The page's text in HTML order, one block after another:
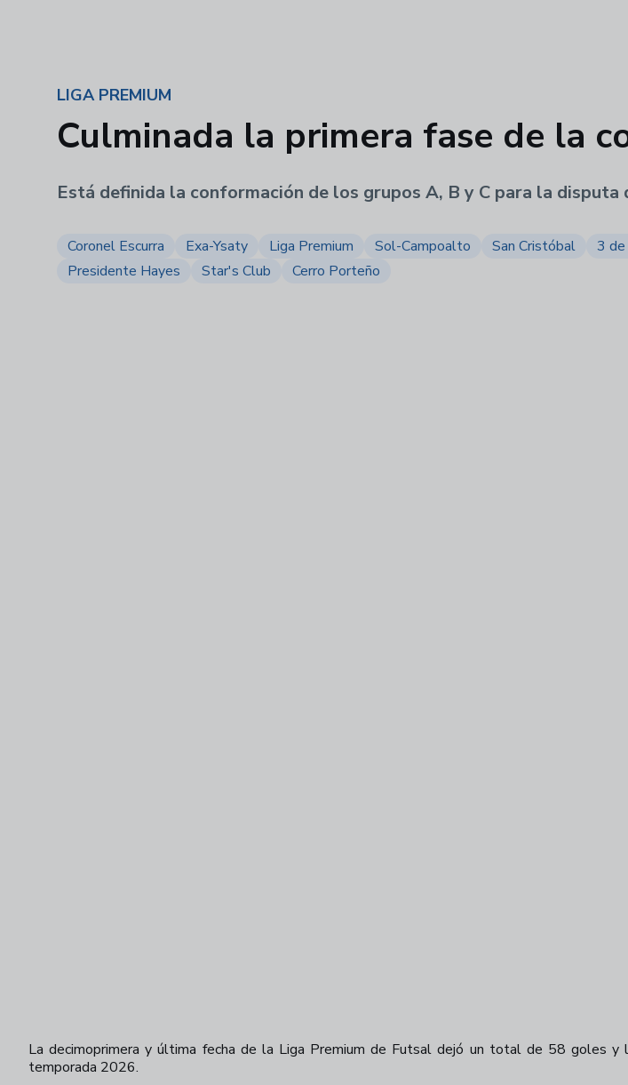
LIGA PREMIUM
Culminada la primera fase de la
Está definida la conformación de los grupos A, B y C para la
Coronel Escurra Exa-Ysaty Liga Premium Sol-Campoalto San Cristóbal 3
Presidente Hayes
Star's Club Cerro Porteño
La decimoprimera y última fecha de la Liga Premium de Futsal dejó un total de 58 goles
temporada 2026.